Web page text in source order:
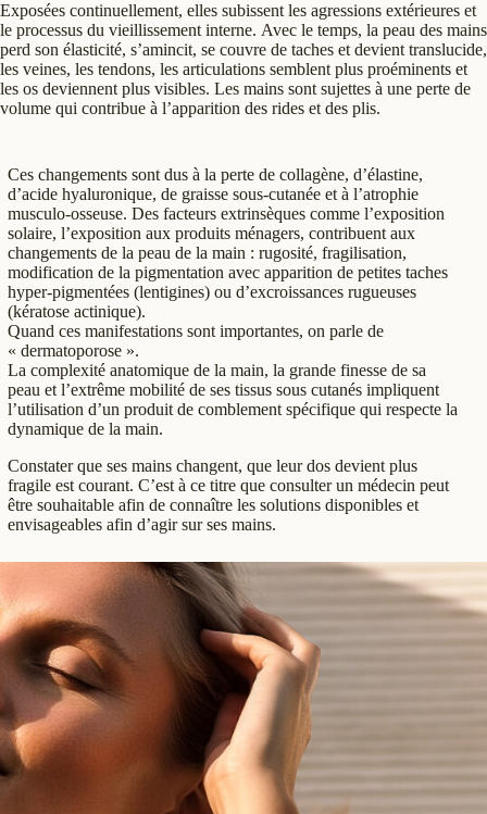
Exposées continuellement, elles subissent les agressions extérieures et
le processus du vieillissement interne. Avec le temps, la peau des mains
perd son élasticité, s’amincit, se couvre de taches et devient translucide,
les veines, les tendons, les articulations semblent plus proéminents et
les os deviennent plus visibles. Les mains sont sujettes à une perte de
volume qui contribue à l’apparition des rides et des plis.
Ces changements sont dus à la perte de collagène, d’élastine,
d’acide hyaluronique, de graisse sous-cutanée et à l’atrophie
musculo-osseuse. Des facteurs extrinsèques comme l’exposition
solaire, l’exposition aux produits ménagers, contribuent aux
changements de la peau de la main : rugosité, fragilisation,
modification de la pigmentation avec apparition de petites taches
hyper-pigmentées (lentigines) ou d’excroissances rugueuses
(kératose actinique).
Quand ces manifestations sont importantes, on parle de
« dermatoporose ».
La complexité anatomique de la main, la grande finesse de sa
peau et l’extrême mobilité de ses tissus sous cutanés impliquent
l’utilisation d’un produit de comblement spécifique qui respecte la
dynamique de la main.
Constater que ses mains changent, que leur dos devient plus
fragile est courant. C’est à ce titre que consulter un médecin peut
être souhaitable afin de connaître les solutions disponibles et
envisageables afin d’agir sur ses mains.